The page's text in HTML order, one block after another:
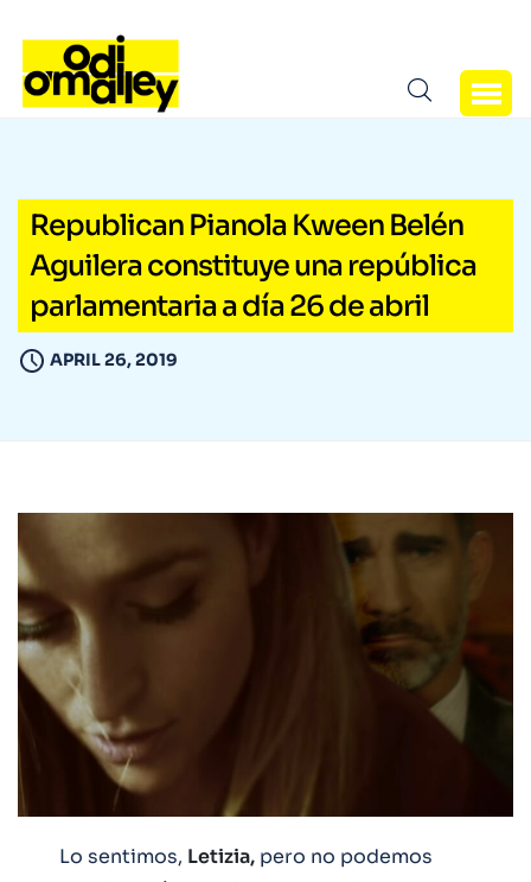
Republican Pianola Kween Belén
Aguilera constituye una república
parlamentaria a día 26 de abril
APRIL 26, 2019
Lo sentimos, Letizia, pero no podemos